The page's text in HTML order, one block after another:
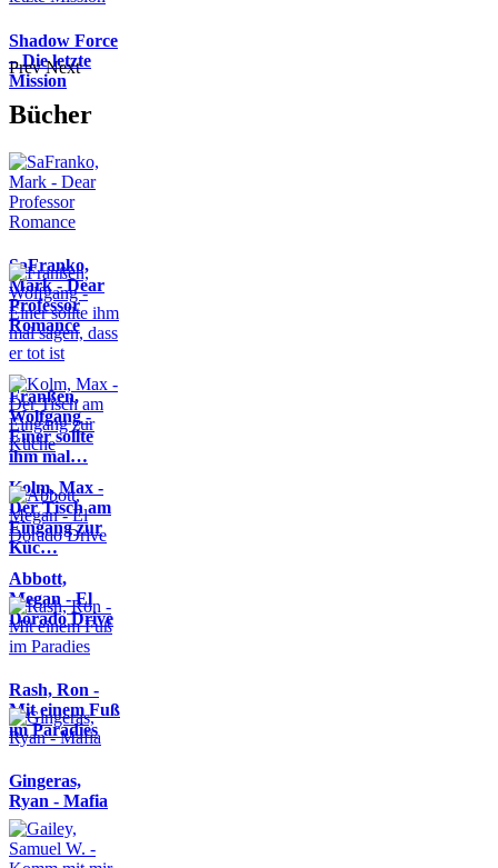
Shadow Force
– Die letzte
Mission
Prev Next
Bücher
SaFranko,
Mark - Dear
Professor
Romance
Franßen,
Wolfgang -
Einer sollte
ihm mal…
Kolm, Max -
Der Tisch am
Eingang zur
Küc…
Abbott,
Megan - El
Dorado Drive
Rash, Ron -
Mit einem Fuß
im Paradies
Gingeras,
Ryan - Mafia